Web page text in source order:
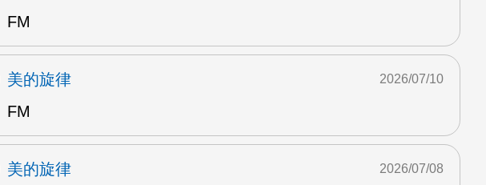
FM
美的旋律
FM
2026/07/10
美的旋律
2026/07/08